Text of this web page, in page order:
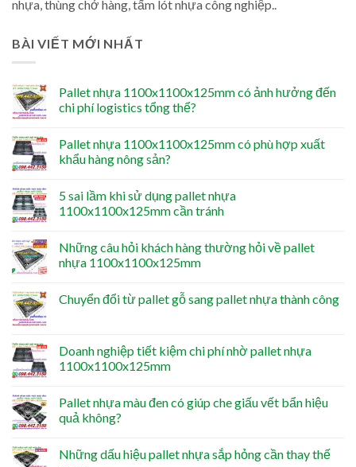
nhựa, thùng chở hàng, tấm lót nhựa công nghiệp..
BÀI VIẾT MỚI NHẤT
Pallet nhựa 1100x1100x125mm có ảnh hưởng đến
chi phí logistics tổng thể?
Pallet nhựa 1100x1100x125mm có phù hợp xuất
khẩu hàng nông sản?
5 sai lầm khi sử dụng pallet nhựa
1100x1100x125mm cần tránh
Những câu hỏi khách hàng thường hỏi về pallet
nhựa 1100x1100x125mm
Chuyển đổi từ pallet gỗ sang pallet nhựa thành công
Doanh nghiệp tiết kiệm chi phí nhờ pallet nhựa
1100x1100x125mm
Pallet nhựa màu đen có giúp che giấu vết bẩn hiệu
quả không?
Những dấu hiệu pallet nhựa sắp hỏng cần thay thế